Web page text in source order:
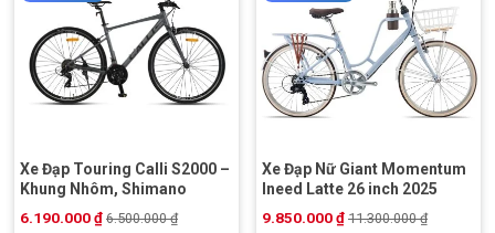
Xe Đạp Touring Calli S2000 –
Khung Nhôm, Shimano
6.190.000₫ 6.500.000₫
Xe Đạp Nữ Giant Momentum
Ineed Latte 26 inch 2025
9.850.000₫ 11.300.000₫